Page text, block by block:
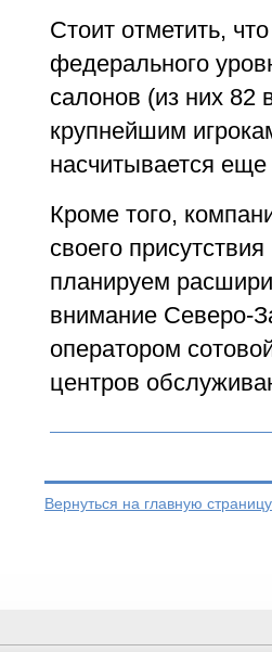
Стоит отметить,
федерального
салонов (из них 82
крупнейшим
насчитывается еще
Кроме того,
своего
планируем
внимание Северо-
оператором
центров
Вернуться на главную